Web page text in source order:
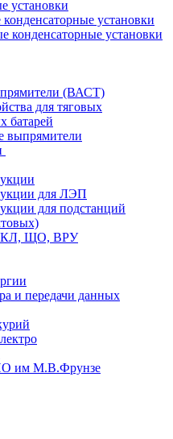
установки
установки
конденсаторные установки
(ВАСТ)
для тяговых
батарей
выпрямители
для ЛЭП
для подстанций
КЛ, ЩО, ВРУ
и передачи данных
им М.В.Фрунзе